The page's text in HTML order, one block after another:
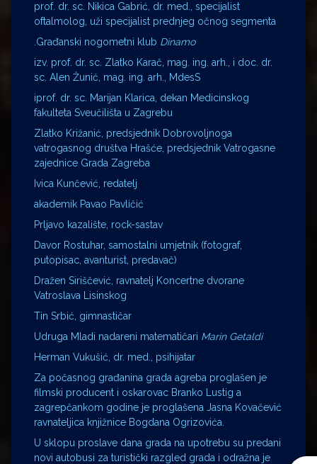
prof. dr. sc. Nikica Gabrić, dr. med., specijalist
oftalmolog, uži specijalist prednjeg očnog segmenta
.Građanski nogometni klub Dinamo
izv. prof. dr. sc. Zlatko Karač, mag. ing. arh., i doc. dr.
sc. Alen Žunić, mag. ing. arh., MdesS
iprof. dr. sc. Marijan Klarica, dekan Medicinskog
fakulteta Sveučilišta u Zagrebu
Zlatko Križanić, predsjednik Dobrovoljnoga
vatrogasnog društva Hrašće, predsjednik Vatrogasne
zajednice Grada Zagreba
Ivica Kunčević, redatelj
akademik Pavao Pavličić
Prljavo kazalište, rock-sastav
Davor Rostuhar, samostalni umjetnik (fotograf,
putopisac, avanturist, predavač)
Dražen Siriščević, ravnatelj Koncertne dvorane
Vatroslava Lisinskog
Tin Srbić, gimnastičar
Udruga Mladi nadareni matematičari Marin Getaldi
Herman Vukušić, dr. med., psihijatar
Za počasnog građanina grada agreba proglašen je
filmski producent i oskarovac Branko Lustig a
zagrepčankom godine je proglašena Jasna Kovačević
ravnateljica knjižnice Bogdana Ogrizovića.
U sklopu proslave dana grada na upotrebu su predani
novi autobusi za turistički razgled grada i odražna je